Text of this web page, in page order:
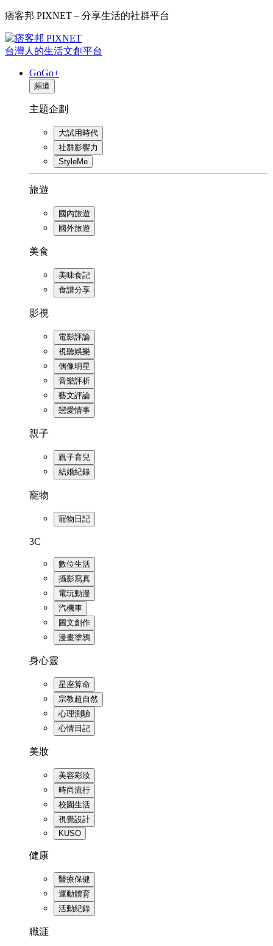
痞客邦 PIXNET – 分享生活的社群平台
台灣人的生活文創平台
GoGo+
頻道
主題企劃
大試用時代
社群影響力
StyleMe
旅遊
國內旅遊
國外旅遊
美食
美味食記
食譜分享
影視
電影評論
視聽娛樂
偶像明星
音樂評析
藝文評論
戀愛情事
親子
親子育兒
結婚紀錄
寵物
寵物日記
3C
數位生活
攝影寫真
電玩動漫
汽機車
圖文創作
漫畫塗鴉
身心靈
星座算命
宗教超自然
心理測驗
心情日記
美妝
美容彩妝
時尚流行
校園生活
視覺設計
KUSO
健康
醫療保健
運動體育
活動紀錄
職涯